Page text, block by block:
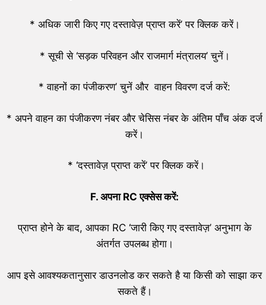
* अधिक जारी किए गए दस्तावेज़ प्राप्त करें’ पर क्लिक करें।
* सूची से ‘सड़क परिवहन और राजमार्ग मंत्रालय’ चुनें।
* वाहनों का पंजीकरण’ चुनें और वाहन विवरण दर्ज करें:
* अपने वाहन का पंजीकरण नंबर और चेसिस नंबर के अंतिम पाँच अंक दर्ज
करें।
* ‘दस्तावेज़ प्राप्त करें’ पर क्लिक करें।
F. अपना RCएक्सेस करें:
प्राप्त होने के बाद, आपका RC ‘जारी किए गए दस्तावेज़’ अनुभाग के
अंतर्गत उपलब्ध होगा।
आप इसे आवश्यकतानुसार डाउनलोड कर सकते है या किसी को साझा कर
सकते हैं।